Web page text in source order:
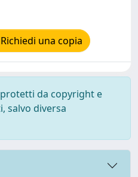
Richiedi una copia
da copyright e
salvo diversa